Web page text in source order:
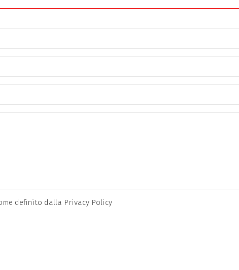
definito dalla Privacy Policy